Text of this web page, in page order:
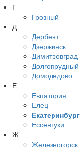
Г
Грозный
Д
Дербент
Дзержинск
Димитровград
Долгопрудный
Домодедово
Е
Евпатория
Елец
Екатеринбург
Ессентуки
Ж
Железногорск